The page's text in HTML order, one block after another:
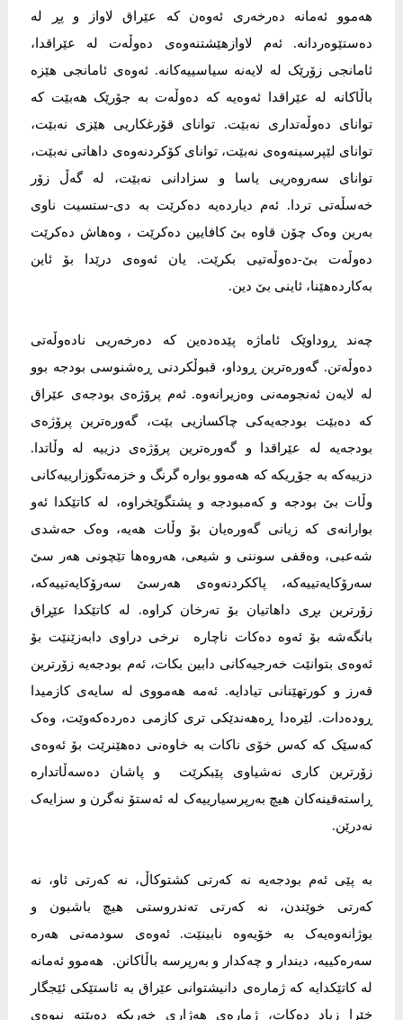
هەموو ئەمانە دەرخەری ئەوەن کە عێراق لاواز و پڕ لە
دەستێوەردانە. ئەم لاوازهێشتنەوەی دەوڵەت لە عێراقدا،
ئامانجی زۆرێک لە لایەنە سیاسییەکانە. ئەوەی ئامانجی هێزە
باڵاکانە لە عێراقدا ئەوەیە کە دەوڵەت بە جۆرێک هەبێت کە
توانای دەوڵەتداری نەبێت. توانای قۆرغکاریی هێزی نەبێت،
توانای لێپرسینەوەی نەبێت، توانای کۆکردنەوەی داهاتی نەبێت،
توانای سەروەریی یاسا و سزادانی نەبێت، لە گەڵ زۆر
خەسڵەتی تردا. ئەم دیاردەیە دەکرێت بە دی-ستسیت ناوی
بەرین وەک چۆن قاوە بێ کافایین دەکرێت ، وەهاش دەکرێت
دەوڵەت بێ-دەوڵەتیی بکرێت. یان ئەوەی درێدا بۆ ئاین
بەکاردەهێنا، ئاینی بێ دین.
چەند ڕوداوێک ئاماژە پێدەدەین کە دەرخەریی نادەوڵەتی
دەوڵەتن. گەورەترین ڕوداو، قبوڵکردنی ڕەشنوسی بودجە بوو
لە لایەن ئەنجومەنی وەزیرانەوە. ئەم پرۆژەی بودجەی عێراق
کە دەبێت بودجەیەکی چاکسازیی بێت، گەورەترین پرۆژەی
بودجەیە لە عێراقدا و گەورەترین پرۆژەی دزییە لە وڵاتدا.
دزییەکە بە جۆڕیکە کە هەموو بوارە گرنگ و خزمەتگوزارییەکانی
وڵات بێ بودجە و کەمبودجە و پشتگوێخراوە، لە کاتێکدا ئەو
بوارانەی کە زیانی گەورەیان بۆ وڵات هەیە، وەک حەشدی
شەعبی، وەقفی سوننی و شیعی، هەروەها تێچونی هەر سێ
سەرۆکایەتییەکە، پاککردنەوەی هەرسێ سەرۆکایەتییەکە،
زۆرترین بڕی داهاتیان بۆ تەرخان کراوە. لە کاتێکدا عێڕاق
بانگەشە بۆ ئەوە دەکات ناچارە نرخی دراوی دابەزێنێت بۆ
ئەوەی بتوانێت خەرجیەکانی دابین بکات، ئەم بودجەیە زۆرترین
قەرز و کورتهێنانی تیادایە. ئەمە هەمووی لە سایەی کازمیدا
ڕودەدات. لێرەدا ڕەهەندێکی تری کازمی دەردەکەوێت، وەک
کەسێک کە کەس خۆی ناکات بە خاوەنی دەهێنرێت بۆ ئەوەی
زۆرترین کاری نەشیاوی پێبکرێت و پاشان دەسەڵاتدارە
ڕاستەقینەکان هیچ بەرپرسیارییەک لە ئەستۆ نەگرن و سزایەک
نەدرێن.
بە پێی ئەم بودجەیە نە کەرتی کشتوکاڵ، نە کەرتی ئاو، نە
کەرتی خوێندن، نە کەرتی تەندروستی هیچ باشبون و
بوژانەوەیەک بە خۆیەوە نابینێت. ئەوەی سودمەنی هەرە
سەرەکییە، دیندار و چەکدار و بەرپرسە باڵاکانن. هەموو ئەمانە
لە کاتێکدایە کە ژمارەی دانیشتوانی عێراق بە ئاستێکی ئێجگار
خێرا زیاد دەکات، ژمارەی هەژاری خەریکە دەبێتە نیوەی